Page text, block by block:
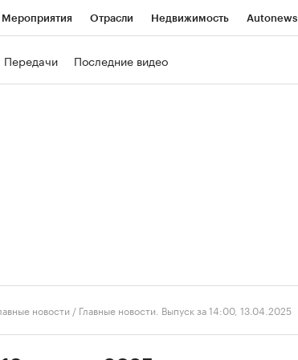
Мероприятия Отрасли Недвижимость Autonews
Передачи Последние видео
новости / Главные новости. Выпуск за 14:00, 13.04.2025